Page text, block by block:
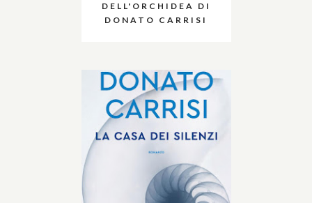
DELL'ORCHIDEA DI
DONATO CARRISI